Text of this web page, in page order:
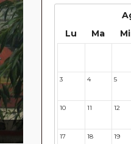
Lu Ma Mi
3 4 5
10 11 12
17 18 19